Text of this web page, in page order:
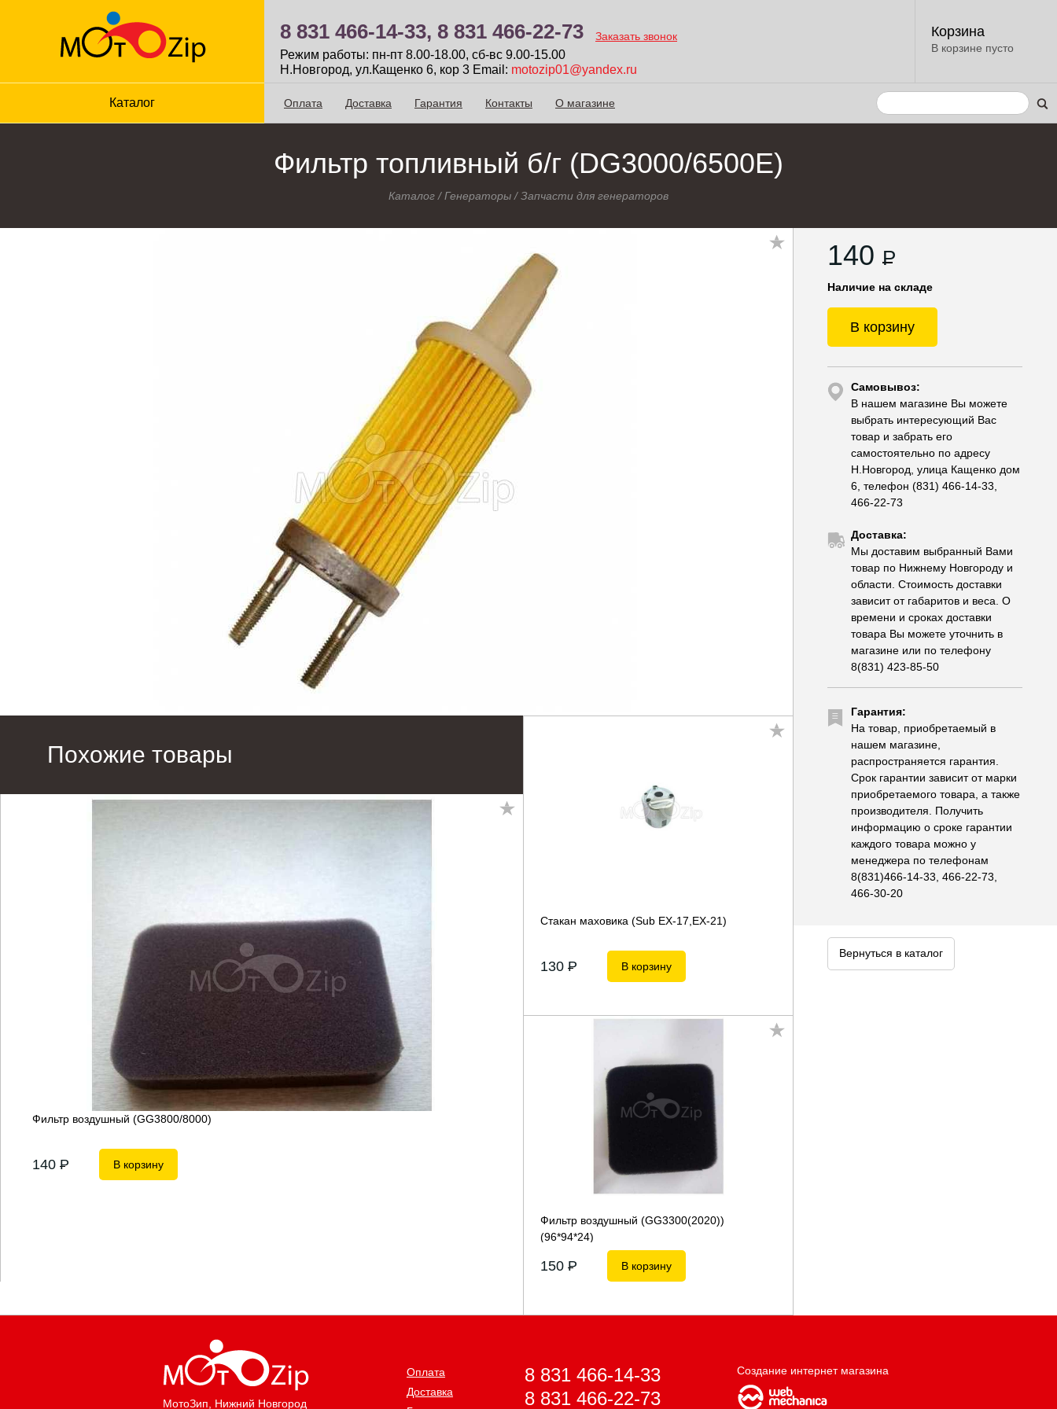
8 831 466-14-33, 8 831 466-22-73 Заказать звонок
Режим работы: пн-пт 8.00-18.00, сб-вc 9.00-15.00
Н.Новгород, ул.Кащенко 6, кор 3 Email: motozip01@yandex.ru
Корзина
В корзине пусто
Каталог Оплата Доставка Гарантия Контакты О магазине
Фильтр топливный б/г (DG3000/6500Е)
Каталог /Генераторы /Запчасти для генераторов
140 P
Наличие на складе
В корзину
Самовывоз:
В нашем магазине Вы можете
выбрать интересующий Вас
товар и забрать его
самостоятельно по адресу
Н.Новгород, улица Кащенко дом
6, телефон (831) 466-14-33,
466-22-73
Доставка:
Мы доставим выбранный Вами
товар по Нижнему Новгороду и
области. Стоимость доставки
зависит от габаритов и веса. О
времени и сроках доставки
товара Вы можете уточнить в
магазине или по телефону
8(831) 423-85-50
Гарантия:
На товар, приобретаемый в
нашем магазине,
распространяется гарантия.
Срок гарантии зависит от марки
приобретаемого товара, а также
производителя. Получить
информацию о сроке гарантии
каждого товара можно у
менеджера по телефонам
8(831)466-14-33, 466-22-73,
466-30-20
Вернуться в каталог
Похожие товары
Фильтр воздушный (GG3800/8000)
140 P В корзину
Стакан маховика (Sub EX-17,EX-21)
130 P В корзину
Фильтр воздушный (GG3300(2020))
(96*94*24)
150 P В корзину
МотоЗип , Нижний Новгород
Оплата
Доставка
8 831 466-14-33
8 831 466-22-73
Создание интернет магазина